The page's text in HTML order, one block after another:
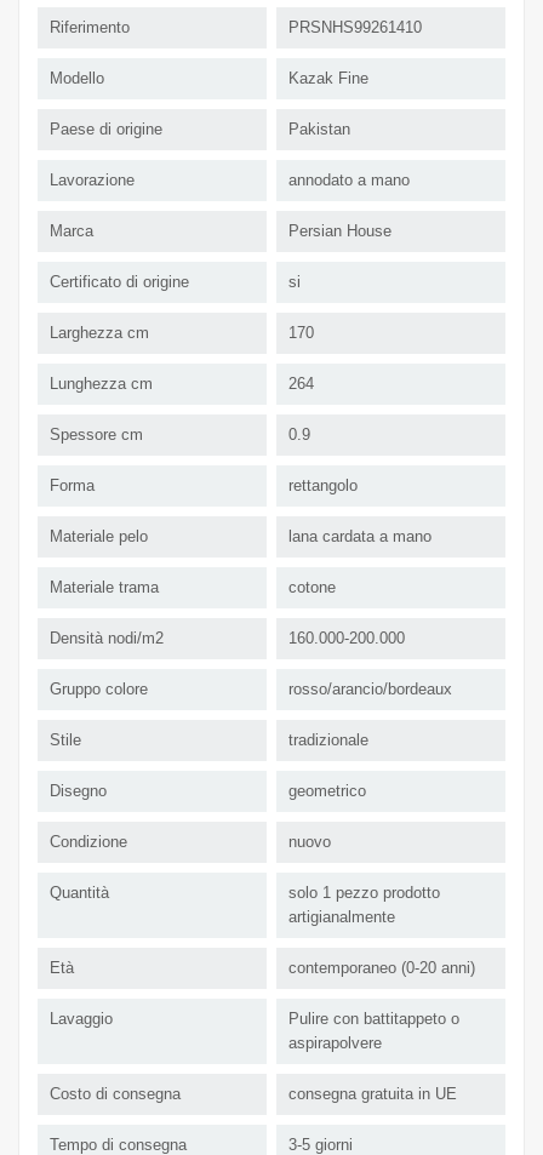
Riferimento PRSNHS99261410
Modello Kazak Fine
Paese di origine Pakistan
Lavorazione annodato a mano
Marca Persian House
Certificato di origine si
Larghezza cm 170
Lunghezza cm 264
Spessore cm 0.9
Forma rettangolo
Materiale pelo lana cardata a mano
Materiale trama cotone
Densità nodi/m2 160.000-200.000
Gruppo colore rosso/arancio/bordeaux
Stile tradizionale
Disegno geometrico
Condizione nuovo
Quantità
solo 1 pezzo prodotto
artigianalmente
Età contemporaneo (0-20 anni)
Lavaggio
Pulire con battitappeto o
aspirapolvere
Costo di consegna consegna gratuita in UE
Tempo di consegna 3-5 giorni